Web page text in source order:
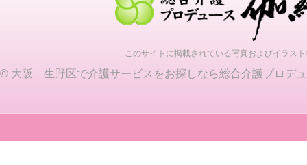
このサイトに掲載されている写真およびイラス
© 大阪 生野区で介護サービスをお探しなら総合介護プロデ